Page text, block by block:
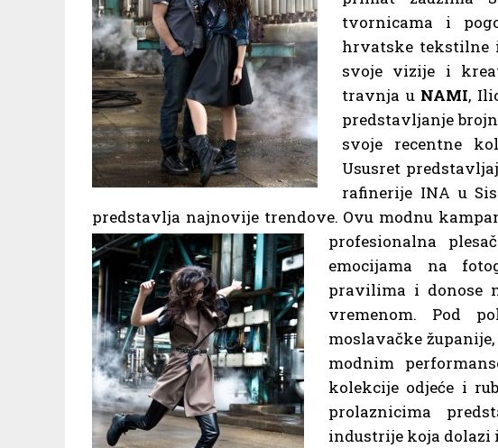
tvornicama i
hrvatske tekstilne
svoje vizije i
travnja u NAMI,
predstavljanje
svoje recentne
Ususret
rafinerije INA u
predstavlja najnovije trendove. Ovu modnu
profesionalna
emocijama na
pravilima i donose
vremenom. Pod
moslavačke
modnim
kolekcije odjeće i
prolaznicima
industrije koja dolazi